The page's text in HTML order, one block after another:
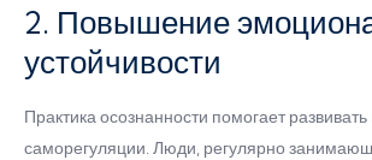
2. Повышение
устойчивости
Практика осознанности помогает
саморегуляции. Люди, регулярно